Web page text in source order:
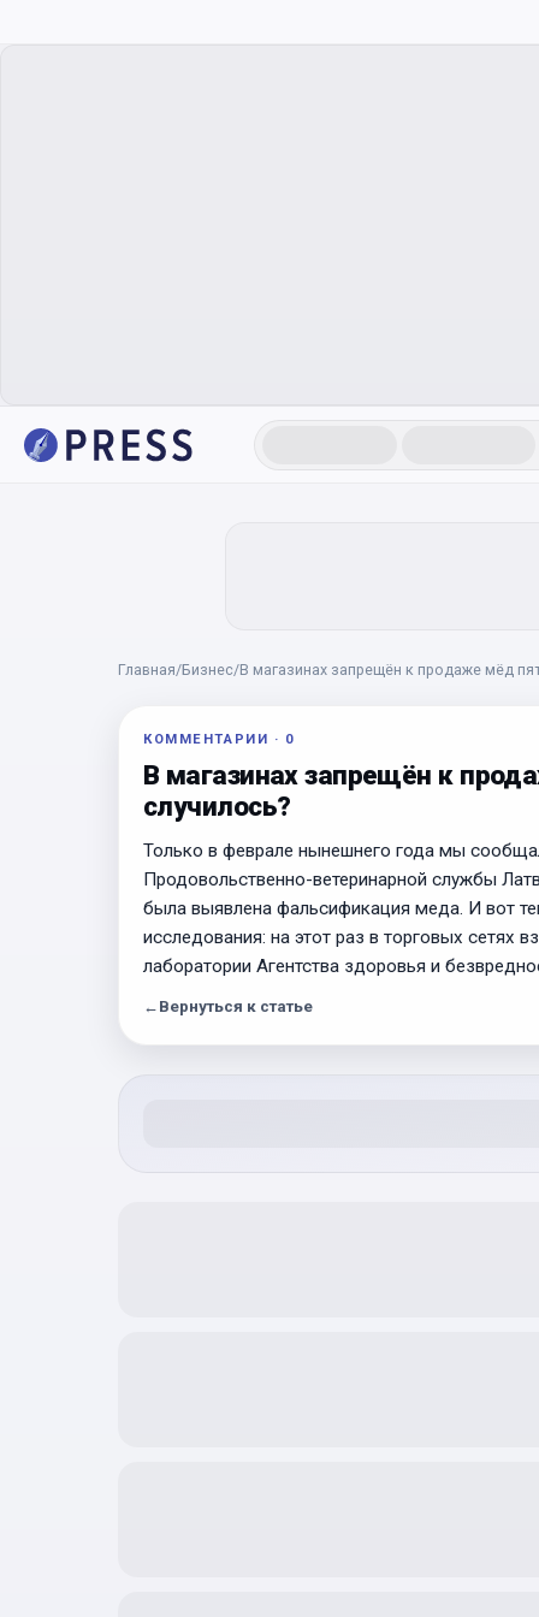
Главная/Бизнес/В магазинах запрещён к продаже мёд
КОММЕНТАРИИ · 0
В магазинах запрещён к
случилось?
Только в феврале нынешнего года мы
Продовольственно-ветеринарной службы
была выявлена фальсификация меда. И вот
исследования: на этот раз в торговых сетях
лаборатории Агентства здоровья и
← Вернуться к статье